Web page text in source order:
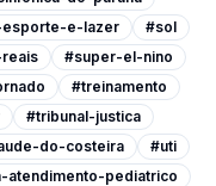
e-lazer
#sol
#super-el-nino
#treinamento
#tribunal-justica
do-costeira
#uti
atendimento-pediatrico